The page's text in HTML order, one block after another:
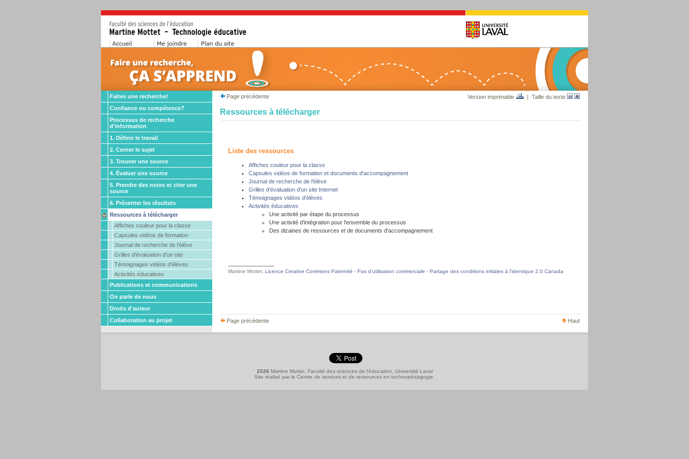
Faites une recherche!
Confiance ou compétence?
Processus de recherche
d'information
1. Définir le travail
2. Cerner le sujet
3. Trouver une source
4. Évaluer une source
5. Prendre des notes et citer une
source
6. Présenter les résultats
Ressources à télécharger
Affiches couleur pour la classe
Capsules vidéos de formation
Journal de recherche de l'élève
Grilles d'évaluation d'un site
Témoignages vidéos d'élèves
Activités éducatives
Publications et communications
On parle de nous
Droits d'auteur
Collaboration au projet
Page précédente Version imprimable | Taille du texte
Ressources à télécharger
Liste des ressources
Affiches couleur pour la classe
Capsules vidéos de formation et documents d'accompagnement
Journal de recherche de l'élève
Grilles d'évaluation d'un site Internet
Témoignages vidéos d'élèves
Activités éducatives
Une activité par étape du processus
Une activité d'intégration pour l'ensemble du processus
Des dizaines de ressources et de documents d'accompagnement
Martine Mottet, Licence Creative Commons Paternité - Pas d'utilisation commerciale - Partage des conditions initiales à l'identique 2.0 Canada
Page précédente Haut
2026 Martine Mottet, Faculté des sciences de l'éducation, Université Laval
Site réalisé par le Centre de services et de ressources en technopédagogie